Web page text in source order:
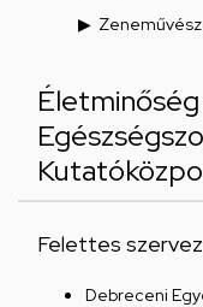
Felettes
Debreceni